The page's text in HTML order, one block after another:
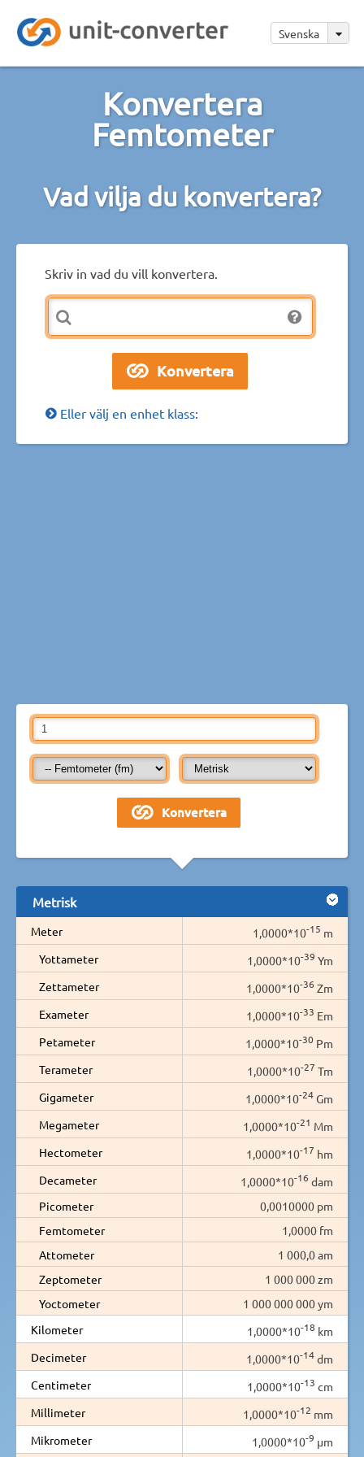
Svenska
Konvertera
Femtometer
Vad vilja du konvertera?
Skriv in vad du vill konvertera.
Eller välj en enhet klass:
Metrisk
Meter 1,0000*10-15 m
Yottameter
1,0000*10-39 Ym
Zettameter
1,0000*10-36 Zm
Exameter
1,0000*10-33 Em
Petameter
1,0000*10-30 Pm
Terameter
1,0000*10-27 Tm
Gigameter
1,0000*10-24Gm
Megameter
1,0000*10-21 Mm
Hectometer
1,0000*10-17 hm
Decameter
1,0000*10-16 dam
Picometer
0,0010000 pm
Femtometer
1,0000 fm
Attometer
1 000,0 am
Zeptometer
1 000 000 zm
Yoctometer
1 000 000 000 ym
Kilometer
1,0000*10-18 km
Decimeter
1,0000*10-14dm
Centimeter
1,0000*10-13 cm
Millimeter
1,0000*10-12 mm
Mikrometer
1,0000*10-9 µm